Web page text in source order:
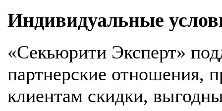
Индивидуальные
«Секьюрити Эксперт»
партнерские отношения,
клиентам скидки,